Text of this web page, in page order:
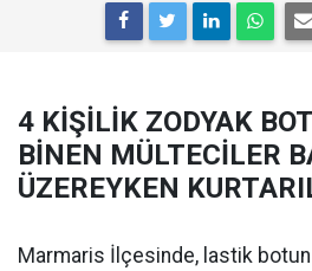
4 KİŞİLİK ZODYAK
BİNEN MÜLTECİLER
ÜZEREYKEN
Marmaris İlçesinde, lastik botun